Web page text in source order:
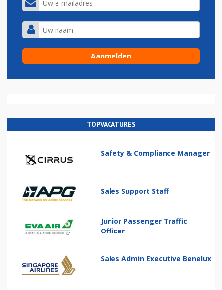
TOPVACATURES
Safety & Compliance Manager
Sales Support Staff
Junior Passenger Traffic
Officer
Sales Admin Executive Benelux